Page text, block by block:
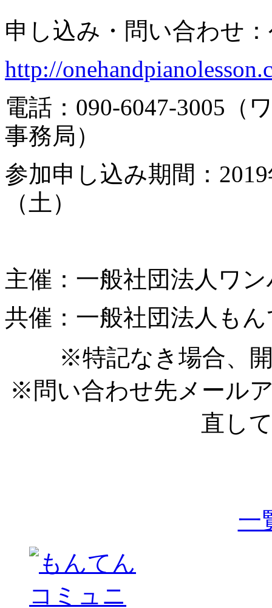
申し込み・問い合わせ
http://
電話：090-6047-3005（
事務局）
参加申し込み期間：
（土）
主催：一般社団法人ワ
共催：一般社団法人も
※特記なき場合、
※問い合わせ先メール
直し
一